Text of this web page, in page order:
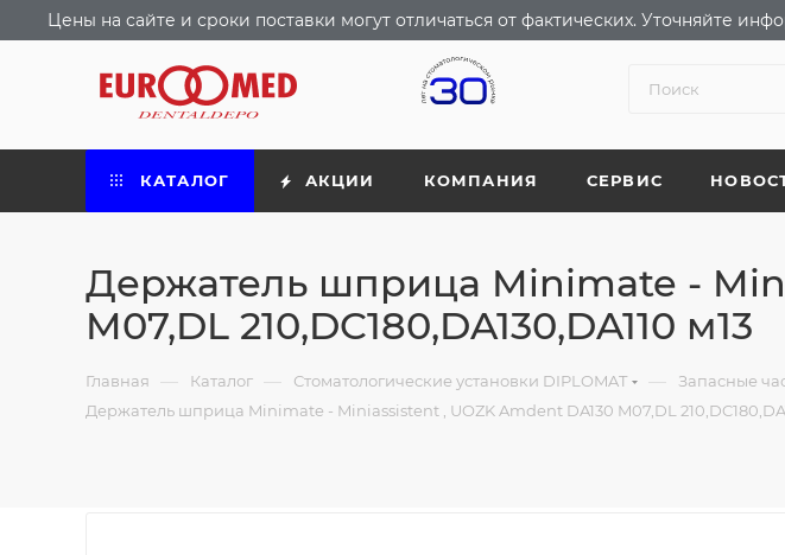
Цены на сайте и сроки поставки могут отличаться от фактических. Уточняйте
КАТАЛОГ АКЦИИ КОМПАНИЯ СЕРВИС
Держатель шприца Minimate -
M07,DL 210,DC180,DA130,DA110 м13
Главная — Каталог — Стоматологические установки DIPLOMAT — Запасные
Держатель шприца Minimate - Miniassistent , UOZK Amdent DA130 M07,DL